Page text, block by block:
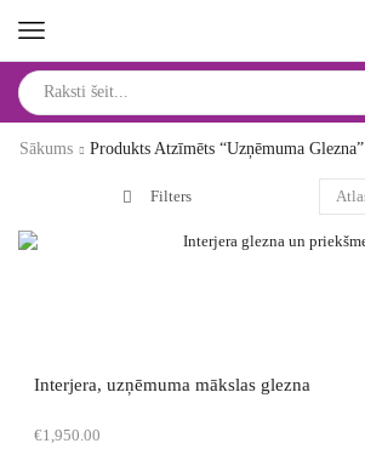
input
Sākums
Produkts Atzīmēts “uzņēmuma Glezna”
Filters
Interjera, uzņēmuma mākslas glezna
€1,950.00